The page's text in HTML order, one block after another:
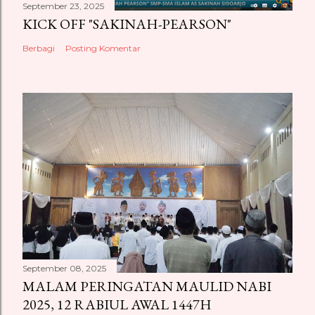
e
n
t
r
September 23, 2025
KICK OFF "SAKINAH-PEARSON"
Berbagi Posting Komentar
September 08, 2025
MALAM PERINGATAN MAULID NABI
2025, 12 RABIUL AWAL 1447H